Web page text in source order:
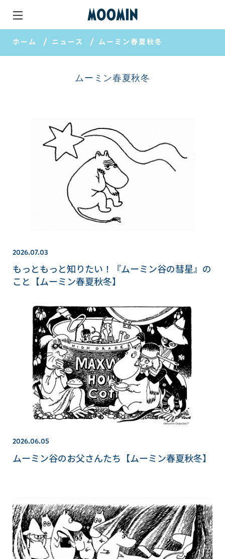
ホーム ニュース ムーミン春夏秋冬
ムーミン春夏秋冬
2026.07.03
もっともっと知りたい！『ムーミン谷の彗星』の
こと【ムーミン春夏秋冬】
2026.06.05
ムーミン谷のお父さんたち【ムーミン春夏秋冬】